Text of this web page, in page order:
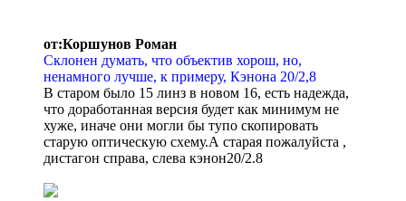
от:Коршунов Роман
Склонен думать, что объектив хорош, но,
ненамного лучше, к примеру, Кэнона 20/2,8
В старом было 15 линз в новом 16, есть надежда,
что доработанная версия будет как минимум не
хуже, иначе они могли бы тупо скопировать
старую оптическую схему.А старая пожалуйста ,
дистагон справа, слева кэнон20/2.8